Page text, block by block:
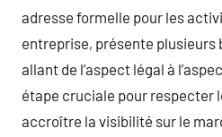
adresse formelle pour les
entreprise, présente
allant de l’aspect légal à
étape cruciale pour respecter
accroître la visibilité sur le